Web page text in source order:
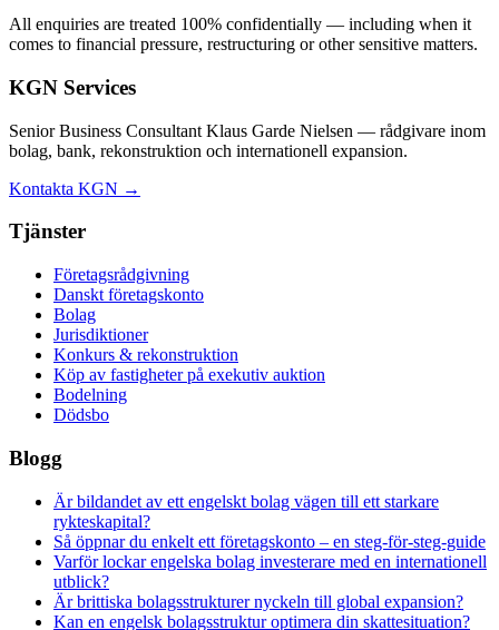
All enquiries are treated 100% confidentially — including when it
comes to financial pressure, restructuring or other sensitive matters.
KGN Services
Senior Business Consultant Klaus Garde Nielsen — rådgivare inom
bolag, bank, rekonstruktion och internationell expansion.
Kontakta KGN →
Tjänster
Företagsrådgivning
Danskt företagskonto
Bolag
Jurisdiktioner
Konkurs & rekonstruktion
Köp av fastigheter på exekutiv auktion
Bodelning
Dödsbo
Blogg
Är bildandet av ett engelskt bolag vägen till ett starkare
rykteskapital?
Så öppnar du enkelt ett företagskonto – en steg-för-steg-guide
Varför lockar engelska bolag investerare med en internationell
utblick?
Är brittiska bolagsstrukturer nyckeln till global expansion?
Kan en engelsk bolagsstruktur optimera din skattesituation?